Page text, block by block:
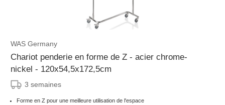
WAS Germany
Chariot penderie en forme de Z - acier chrome-
nickel - 120x54,5x172,5cm
3 semaines
Forme en Z pour une meilleure utilisation de l'espace